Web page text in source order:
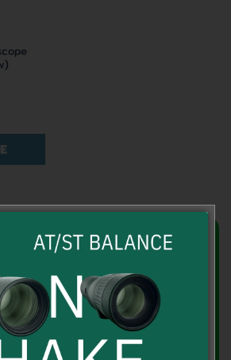
ถามข้อมูลเพิ่มเติม
ท เอาท์ดอร์วิชั่น จำกัด
.ลาดพร้าว แขวงพลับพลา
ทองหลาง กทม.10310
7682866, 095-3716866